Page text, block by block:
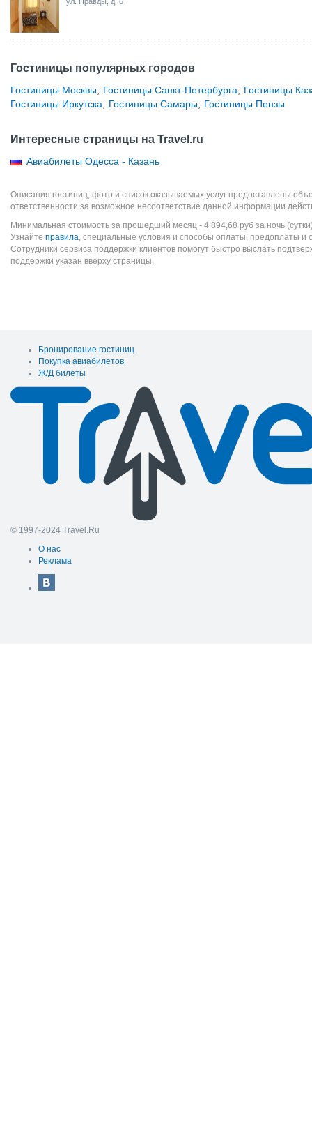
Гостиницы популярных городов
Гостиницы Москвы Гостиницы Санкт-Петербурга
Гостиницы
Гостиницы Иркутска
Гостиницы Самары Гостиницы Пензы
Интересные страницы на Travel.ru
Авиабилеты Одесса - Казань
Описания гостиниц, фото и список оказываемых услуг предоставлены
ответственности за возможное несоответствие данной информации
Минимальная стоимость за прошедший месяц - 4 894,68 руб за ночь
Узнайте правила, специальные условия и способы оплаты, предоплаты и
Сотрудники сервиса поддержки клиентов помогут быстро выслать
поддержки указан вверху страницы.
Бронирование гостиниц
Покупка авиабилетов
Ж/Д билеты
© 1997-2024 Travel.Ru
О нас
Реклама